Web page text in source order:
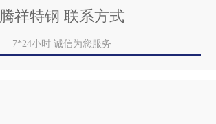
腾祥特钢 联系方式
7*24小时 诚信为您服务